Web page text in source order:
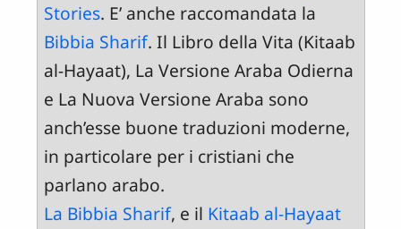
Stories. E’ anche raccomandata la
Bibbia Sharif. Il Libro della Vita (Kitaab
al-Hayaat), La Versione Araba Odierna
e La Nuova Versione Araba sono
anch’esse buone traduzioni moderne,
in particolare per i cristiani che
parlano arabo.
La Bibbia Sharif, e il Kitaab al-Hayaat